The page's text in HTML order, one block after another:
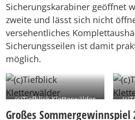
Sicherungskarabiner geöffnet
zweite und lässt sich nicht
versehentliches
Sicherungsseilen ist damit
möglich.
(c)Tiefblick Kletterwälder
Großes Sommergewinnspiel